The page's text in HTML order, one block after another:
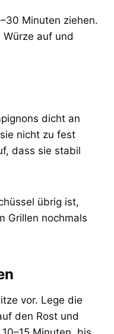
Minuten ziehen.
auf und
dicht an
nicht zu fest
dass sie stabil
übrig ist,
Grillen nochmals
vor. Lege die
den Rost und